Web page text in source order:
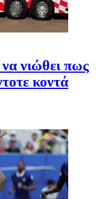
νιώθει πως
κοντά